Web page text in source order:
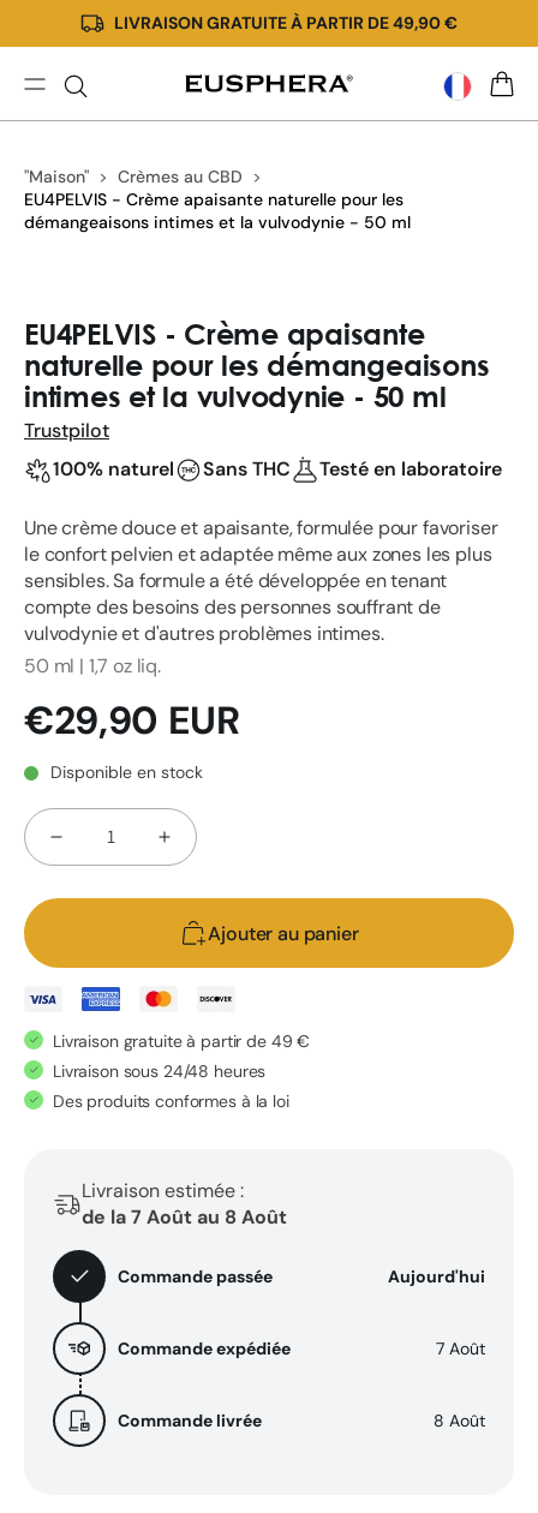
Ignorer
et passer
au
contenu
LIVRAISON GRATUITE À PARTIR DE 49,90 €
apaisante
naturelle
pour
e
"Maison"
Crèmes au CBD
EU4PELVIS - Crème apaisante naturelle pour les
démangeaisons intimes et la vulvodynie - 50 ml
aux
informations
produits
EU4PELVIS - Crème apaisante
naturelle pour les démangeaisons
intimes et la vulvodynie - 50 ml
Trustpilot
100% naturel
Sans THC Testé en laboratoire
Une crème douce et apaisante, formulée pour favoriser
le confort pelvien et adaptée même aux zones les plus
sensibles. Sa formule a été développée en tenant
compte des besoins des personnes souffrant de
vulvodynie et d'autres problèmes intimes.
50 ml | 1,7 oz liq.
Prix
habituel
€29,90 EUR
Disponible en stock
Réduire
EU4PELVIS
-
Crème
apaisante
naturelle
pour
démangeaisons
intimes
la
vulvodynie
-
50
ml
Augmenter
de
EU4PELVIS
-
Crème
apaisante
naturelle
démangeaisons
intimes
la
50
Ajouter au panier
Livraison gratuite à partir de 49 €
Livraison sous 24/48 heures
Des produits conformes à la loi
Livraison estimée :
de la 7 Août au 8 Août
Commande passée Aujourd'hui
Commande expédiée 7 Août
Commande livrée 8 Août